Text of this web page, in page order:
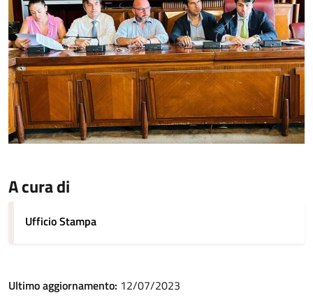
A cura di
Ufficio Stampa
Ultimo aggiornamento: 12/07/2023